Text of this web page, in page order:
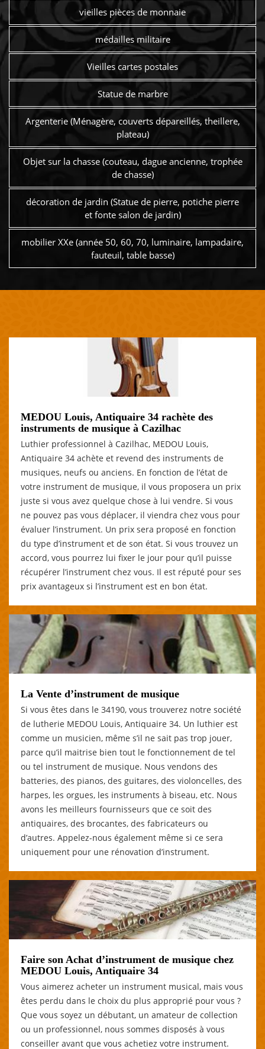
vieilles pièces de monnaie
médailles militaire
Vieilles cartes postales
Statue de marbre
Argenterie (Ménagère, couverts dépareillés, theillere,
plateau)
Objet sur la chasse (couteau, dague ancienne, trophée
de chasse)
décoration de jardin (Statue de pierre, potiche pierre
et fonte salon de jardin)
mobilier XXe (année 50, 60, 70, luminaire, lampadaire,
fauteuil, table basse)
MEDOU Louis, Antiquaire 34 rachète des
instruments de musique à Cazilhac
Luthier professionnel à Cazilhac, MEDOU Louis,
Antiquaire 34 achète et revend des instruments de
musiques, neufs ou anciens. En fonction de l’état de
votre instrument de musique, il vous proposera un prix
juste si vous avez quelque chose à lui vendre. Si vous
ne pouvez pas vous déplacer, il viendra chez vous pour
évaluer l’instrument. Un prix sera proposé en fonction
du type d’instrument et de son état. Si vous trouvez un
accord, vous pourrez lui fixer le jour pour qu’il puisse
récupérer l’instrument chez vous. Il est réputé pour ses
prix avantageux si l’instrument est en bon état.
La Vente d’instrument de musique
Si vous êtes dans le 34190, vous trouverez notre société
de lutherie MEDOU Louis, Antiquaire 34. Un luthier est
comme un musicien, même s’il ne sait pas trop jouer,
parce qu’il maitrise bien tout le fonctionnement de tel
ou tel instrument de musique. Nous vendons des
batteries, des pianos, des guitares, des violoncelles, des
harpes, les orgues, les instruments à biseau, etc. Nous
avons les meilleurs fournisseurs que ce soit des
antiquaires, des brocantes, des fabricateurs ou
d’autres. Appelez-nous également même si ce sera
uniquement pour une rénovation d’instrument.
Faire son Achat d’instrument de musique chez
MEDOU Louis, Antiquaire 34
Vous aimerez acheter un instrument musical, mais vous
êtes perdu dans le choix du plus approprié pour vous ?
Que vous soyez un débutant, un amateur de collection
ou un professionnel, nous sommes disposés à vous
conseiller avant que vous achetiez votre instrument.